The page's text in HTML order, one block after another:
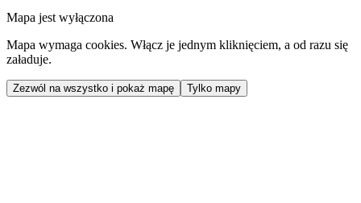
Mapa jest wyłączona
Mapa wymaga cookies. Włącz je jednym kliknięciem, a od razu się
załaduje.
Zezwól na wszystko i pokaż mapę Tylko mapy